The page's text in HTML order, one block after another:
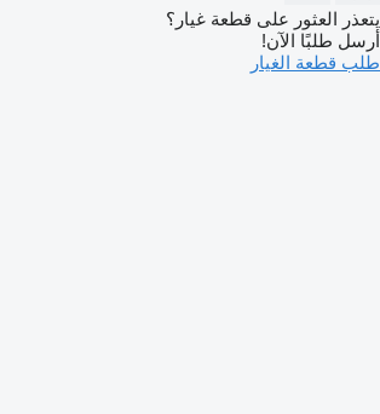
يتعذر العثور على قطعة غيار؟
أرسل طلبًا الآن!
طلب قطعة الغيار